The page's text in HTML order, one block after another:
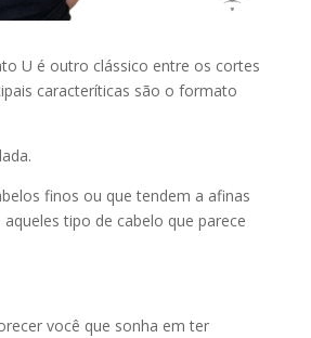
U é outro clássico entre os cortes
caracteríticas são o formato
finos ou que tendem a afinas
tipo de cabelo que parece
você que sonha em ter